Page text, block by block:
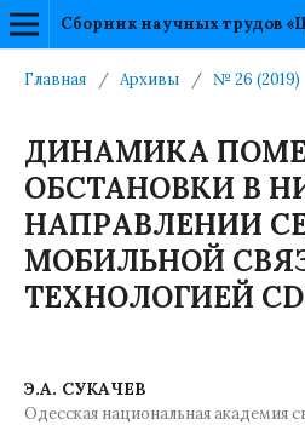
Сборник научных трудов
Главная / Архивы / № 26 (2019)
ДИНАМИКА
ОБСТАНОВКИ В
НАПРАВЛЕНИИ
МОБИЛЬНОЙ
ТЕХНОЛОГИЕЙ
Э.А. СУКАЧЕВ
Одесская национальная академия